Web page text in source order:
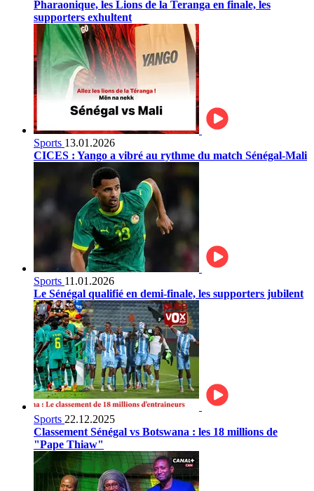
Pharaonique, les Lions de la Teranga en finale, les
supporters exhultent
Sports 13.01.2026
CICES : Yango a vibré au rythme du match Sénégal-Mali
Sports 11.01.2026
Le Sénégal qualifié en demi-finale, les supporters jubilent
Sports 22.12.2025
Classement Sénégal vs Botswana : les 18 millions de
"Pape Thiaw"